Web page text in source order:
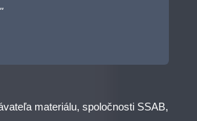
materiálu, spoločnosti SSAB,